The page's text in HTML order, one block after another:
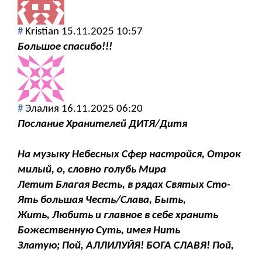
# Kristian 15.11.2025 10:57
Большое спасибо!!!
# Элалия 16.11.2025 06:20
Послание Хранителей ДИТЯ/Дитя
На музыку Небесных Сфер настройся, Отрок
милый, о, словно голубь Мира
Летит Благая Весть, в рядах Святых Сто-
Ять большая Честь/Слава, Быть,
Жить, Любить и главное в себе хранить
Божественную Суть, имея Нить
Златую; Пой, АЛЛИЛУЙЯ! БОГА СЛАВЯ! Пой,